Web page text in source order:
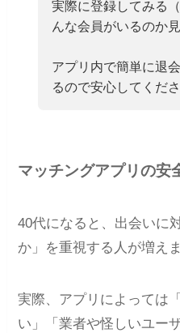
実際に登録してみる
んな会員がいるのか見
アプリ内で簡単に退
るので安心してくださ
マッチングアプリの安
40代になると、出会いに
か」を重視する人が増えま
実際、アプリによっては
い」「業者や怪しいユー